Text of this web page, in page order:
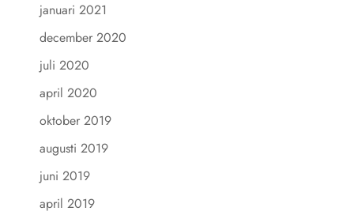
januari 2021
december 2020
juli 2020
april 2020
oktober 2019
augusti 2019
juni 2019
april 2019